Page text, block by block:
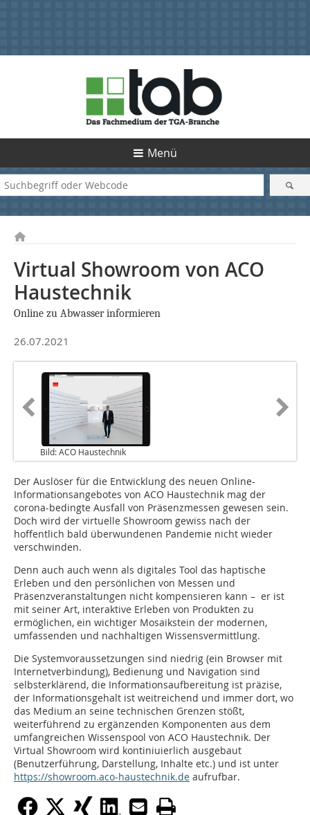
Menü
Virtual Showroom von ACO
Haustechnik
Online zu Abwasser informieren
26.07.2021
Bild: ACO Haustechnik
Der Auslöser für die Entwicklung des neuen Online-
Informationsangebotes von ACO Haustechnik mag der
corona-bedingte Ausfall von Präsenzmessen gewesen sein.
Doch wird der virtuelle Showroom gewiss nach der
hoffentlich bald überwundenen Pandemie nicht wieder
verschwinden.
Denn auch auch wenn als digitales Tool das haptische
Erleben und den persönlichen von Messen und
Präsenzveranstaltungen nicht kompensieren kann – er ist
mit seiner Art, interaktive Erleben von Produkten zu
ermöglichen, ein wichtiger Mosaikstein der modernen,
umfassenden und nachhaltigen Wissensvermittlung.
Die Systemvoraussetzungen sind niedrig (ein Browser mit
Internetverbindung), Bedienung und Navigation sind
selbsterklärend, die Informationsaufbereitung ist präzise,
der Informationsgehalt ist weitreichend und immer dort, wo
das Medium an seine technischen Grenzen stößt,
weiterführend zu ergänzenden Komponenten aus dem
umfangreichen Wissenspool von ACO Haustechnik. Der
Virtual Showroom wird kontiniuierlich ausgebaut
(Benutzerführung, Darstellung, Inhalte etc.) und ist unter
https://showroom.aco-haustechnik.de aufrufbar.